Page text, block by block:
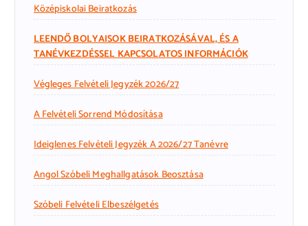
Középiskolai Beiratkozás
LEENDŐ BOLYAISOK BEIRATKOZÁSÁVAL, ÉS A
TANÉVKEZDÉSSEL KAPCSOLATOS INFORMÁCIÓK
Végleges Felvételi Jegyzék 2026/27
A Felvételi Sorrend Módosítása
Ideiglenes Felvételi Jegyzék A 2026/27 Tanévre
Angol Szóbeli Meghallgatások Beosztása
Szóbeli Felvételi Elbeszélgetés